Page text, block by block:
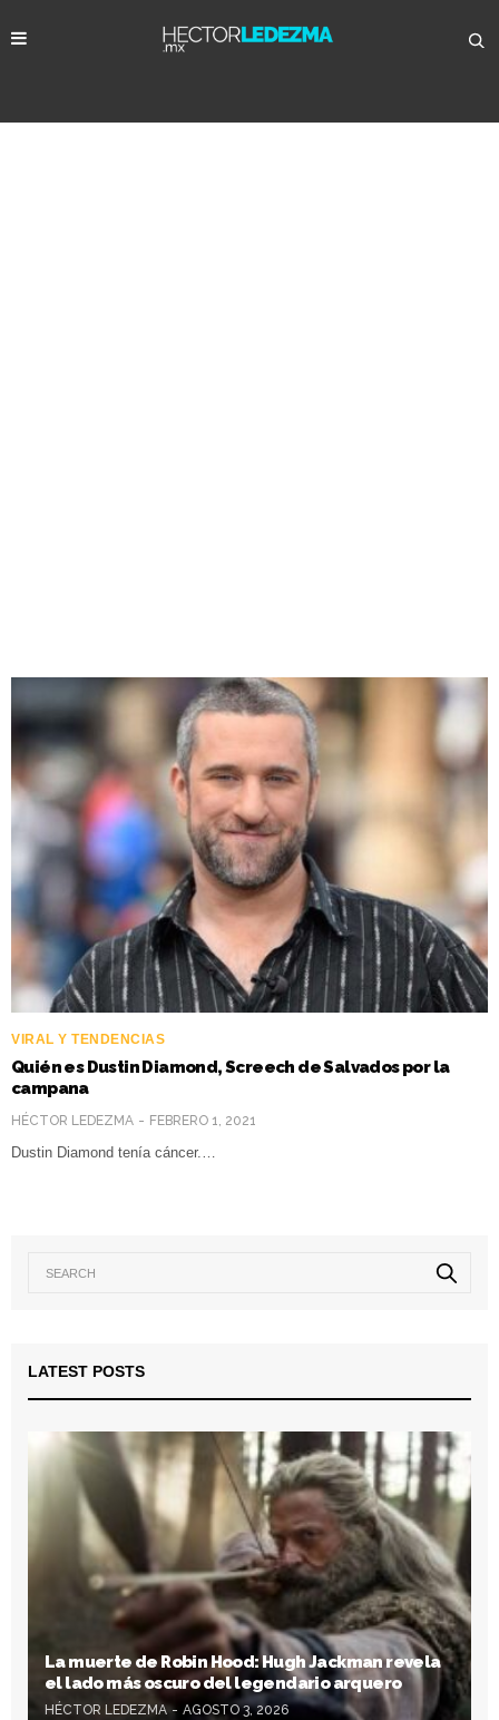
VIRAL Y TENDENCIAS
Quién es Dustin Diamond, Screech de Salvados por la
campana
HÉCTOR LEDEZMA FEBRERO 1, 2021
Dustin Diamond tenía cáncer.…
LATEST POSTS
La muerte de Robin Hood: Hugh Jackman revela
el lado más oscuro del legendario arquero
HÉCTOR LEDEZMA AGOSTO 3, 2026